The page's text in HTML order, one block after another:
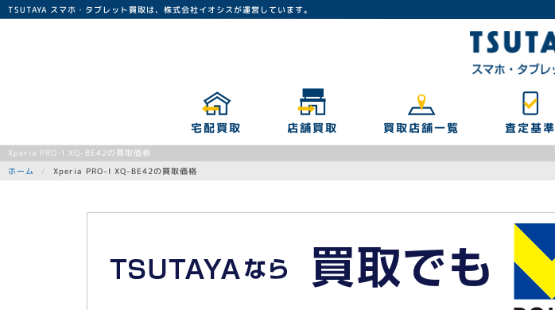
TSUTAYA スマホ・タブレット買取は、株式会社イオシスが運営しています。
宅配買取 店舗買取 買取店舗一覧 査定基準
Xperia PRO-I XQ-BE42の買取価格
ホーム Xperia PRO-I XQ-BE42の買取価格